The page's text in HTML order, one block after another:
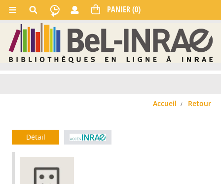
Accueil Retour
Détail